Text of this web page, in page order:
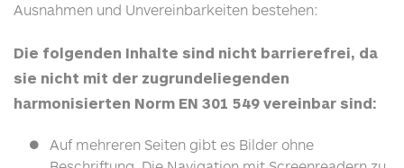
Ausnahmen und Unvereinbarkeiten bestehen:
Die folgenden Inhalte sind nicht barrierefrei, da
sie nicht mit der zugrundeliegenden
harmonisierten Norm EN 301 549 vereinbar sind:
Auf mehreren Seiten gibt es Bilder ohne